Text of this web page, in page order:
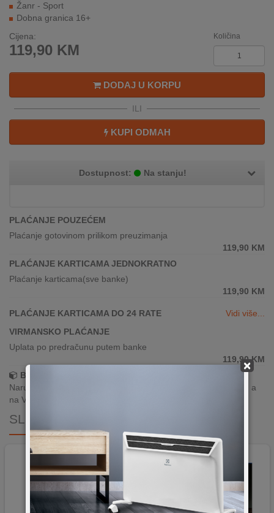
O
NAMA
IZ
DIGITALIS
×
Žanr - Sport
Dobna granica 16+
Cijena:
119,90 KM
Količina
DODAJ U KORPU
ILI
KUPI ODMAH
Dostupnost: Na stanju!
PLAĆANJE POUZEĆEM
Plaćanje gotovinom prilikom preuzimanja
119,90 KM
PLAĆANJE KARTICAMA JEDNOKRATNO
Plaćanje karticama(sve banke)
119,90 KM
PLAĆANJE KARTICAMA DO 24 RATE
Vidi više...
VIRMANSKO PLAĆANJE
Uplata po predračunu putem banke
119,90KM
Brza dostava!
Narudžbe zaprimljene radnim danima do 13h šaljemo isti dan, a
na Vašoj adresi paket je već za 24–48h.
SLIČNI PROIZVODI